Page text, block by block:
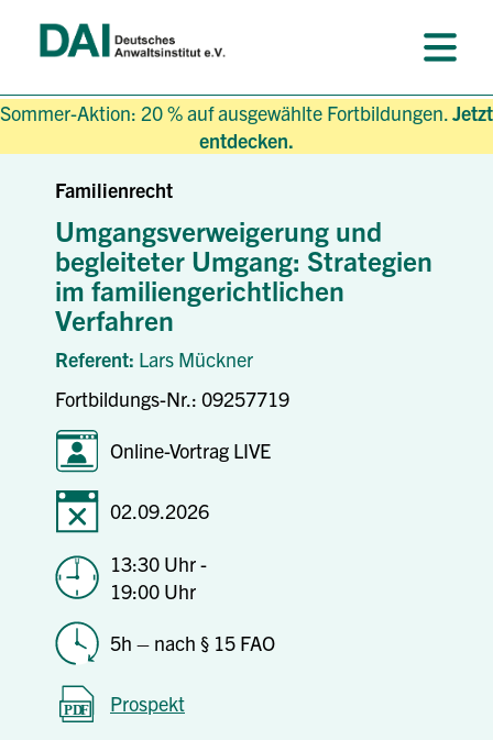
Sommer-Aktion: 20 % auf ausgewählte Fortbildungen.Jetzt
entdecken.
Familienrecht
Umgangsverweigerung und
begleiteter Umgang: Strategien
im familiengerichtlichen
Verfahren
Referent: Lars Mückner
Fortbildungs-Nr.: 09257719
Online-Vortrag LIVE
02.09.2026
13:30 Uhr -
19:00 Uhr
5h – nach § 15 FAO
Prospekt